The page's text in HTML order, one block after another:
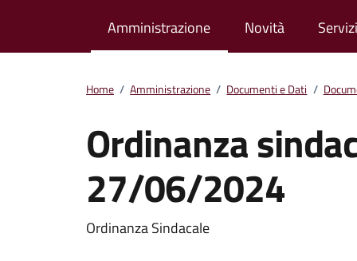
Amministrazione Novità Servizi
Home / Amministrazione / Documenti e Dati /
Ordinanza
27/06/2024
Dettagli del
Ordinanza Sindacale